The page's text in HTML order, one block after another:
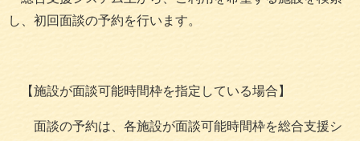
し、初回面談の予約を行います。
【施設が面談可能時間枠を指定している場合】
面談の予約は、各施設が面談可能時間枠を総合支援シ